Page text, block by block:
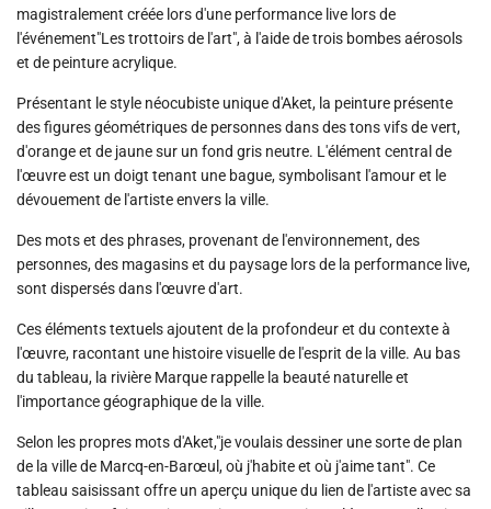
magistralement créée lors d'une performance live lors de
l'événement"Les trottoirs de l'art", à l'aide de trois bombes aérosols
et de peinture acrylique.
Présentant le style néocubiste unique d'Aket, la peinture présente
des figures géométriques de personnes dans des tons vifs de vert,
d'orange et de jaune sur un fond gris neutre. L'élément central de
l'œuvre est un doigt tenant une bague, symbolisant l'amour et le
dévouement de l'artiste envers la ville.
Des mots et des phrases, provenant de l'environnement, des
personnes, des magasins et du paysage lors de la performance live,
sont dispersés dans l'œuvre d'art.
Ces éléments textuels ajoutent de la profondeur et du contexte à
l'œuvre, racontant une histoire visuelle de l'esprit de la ville. Au bas
du tableau, la rivière Marque rappelle la beauté naturelle et
l'importance géographique de la ville.
Selon les propres mots d'Aket,"je voulais dessiner une sorte de plan
de la ville de Marcq-en-Barœul, où j'habite et où j'aime tant". Ce
tableau saisissant offre un aperçu unique du lien de l'artiste avec sa